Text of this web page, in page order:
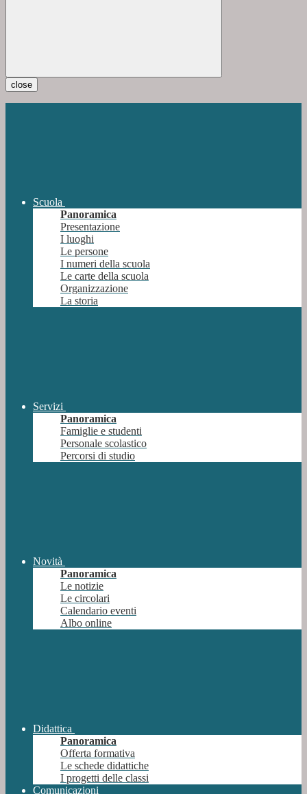
close
Scuola
Panoramica
Presentazione
I luoghi
Le persone
I numeri della scuola
Le carte della scuola
Organizzazione
La storia
Servizi
Panoramica
Famiglie e studenti
Personale scolastico
Percorsi di studio
Novità
Panoramica
Le notizie
Le circolari
Calendario eventi
Albo online
Didattica
Panoramica
Offerta formativa
Le schede didattiche
I progetti delle classi
Comunicazioni